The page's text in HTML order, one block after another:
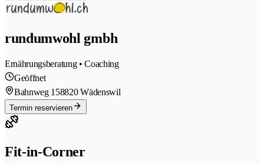
rundumwohl gmbh
Ernährungsberatung • Coaching
Geöffnet
Bahnweg 158820 Wädenswil
Termin reservieren
Fit-in-Corner